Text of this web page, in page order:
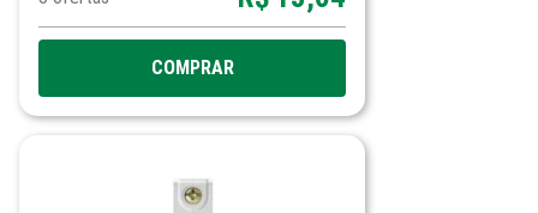
COMPRAR